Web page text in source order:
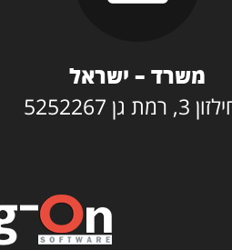
משרד – ישראל
גן 5252267